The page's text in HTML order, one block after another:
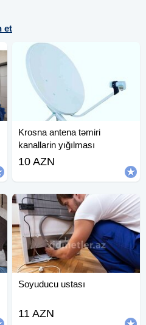
et
Krosna antena təmiri
kanallarin yığılması
10 AZN
Soyuducu ustası
11 AZN